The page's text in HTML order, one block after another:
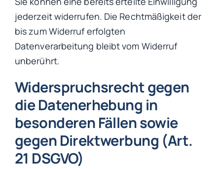
jederzeit widerrufen. Die Rechtmäßigkeit der
bis zum Widerruf erfolgten
Datenverarbeitung bleibt vom Widerruf
unberührt.
Widerspruchsrecht gegen
die Datenerhebung in
besonderen Fällen sowie
gegen Direktwerbung (Art.
21 DSGVO)